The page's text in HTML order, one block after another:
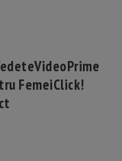
VideoPrime
FemeiClick!